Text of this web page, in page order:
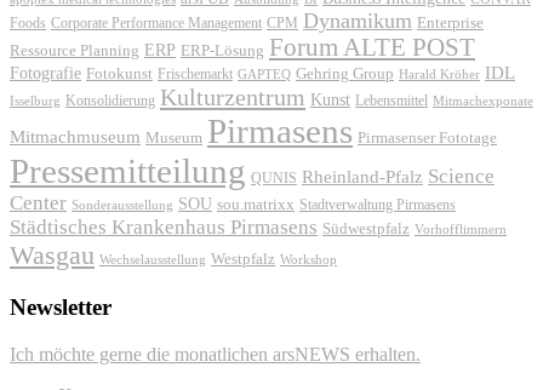
Foods Corporate Performance Management CPM Dynamikum Enterprise
Ressource Planning ERP ERP-Lösung Forum ALTE POST
Fotografie Fotokunst Frischemarkt GAPTEQ Gehring Group Harald Kröher IDL
Isselburg Konsolidierung Kulturzentrum Kunst Lebensmittel Mitmachexponate
Mitmachmuseum Museum Pirmasens Pirmasenser Fototage
Pressemitteilung QUNIS Rheinland-Pfalz Science
Center Sonderausstellung SOU sou.matrixx Stadtverwaltung Pirmasens
Städtisches Krankenhaus Pirmasens Südwestpfalz Vorhofflimmern
Wasgau Wechselausstellung Westpfalz Workshop
Newsletter
Ich möchte gerne die monatlichen arsNEWS erhalten.